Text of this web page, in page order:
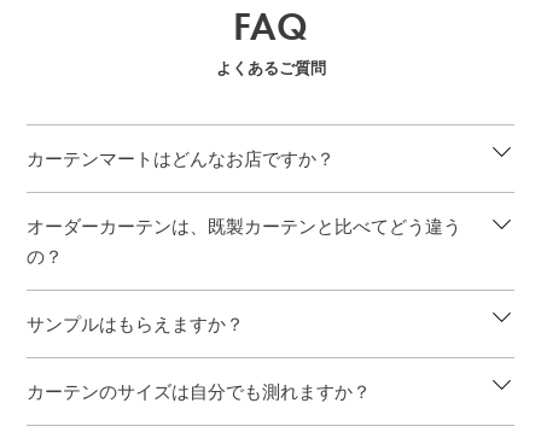
FAQ
よくあるご質問
カーテンマートはどんなお店ですか？
オーダーカーテンは、既製カーテンと比べてどう違う
の？
サンプルはもらえますか？
カーテンのサイズは自分でも測れますか？